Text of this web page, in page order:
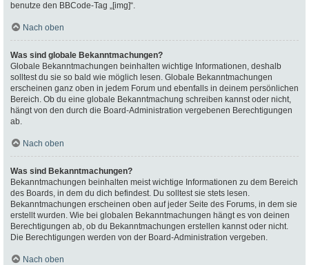
benutze den BBCode-Tag „[img]“.
Nach oben
Was sind globale Bekanntmachungen?
Globale Bekanntmachungen beinhalten wichtige Informationen, deshalb
solltest du sie so bald wie möglich lesen. Globale Bekanntmachungen
erscheinen ganz oben in jedem Forum und ebenfalls in deinem persönlichen
Bereich. Ob du eine globale Bekanntmachung schreiben kannst oder nicht,
hängt von den durch die Board-Administration vergebenen Berechtigungen
ab.
Nach oben
Was sind Bekanntmachungen?
Bekanntmachungen beinhalten meist wichtige Informationen zu dem Bereich
des Boards, in dem du dich befindest. Du solltest sie stets lesen.
Bekanntmachungen erscheinen oben auf jeder Seite des Forums, in dem sie
erstellt wurden. Wie bei globalen Bekanntmachungen hängt es von deinen
Berechtigungen ab, ob du Bekanntmachungen erstellen kannst oder nicht.
Die Berechtigungen werden von der Board-Administration vergeben.
Nach oben